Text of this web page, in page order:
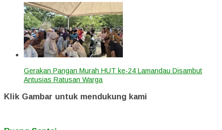
Gerakan Pangan Murah HUT ke-24 Lamandau Disambut
Antusias Ratusan Warga
Klik Gambar untuk mendukung kami